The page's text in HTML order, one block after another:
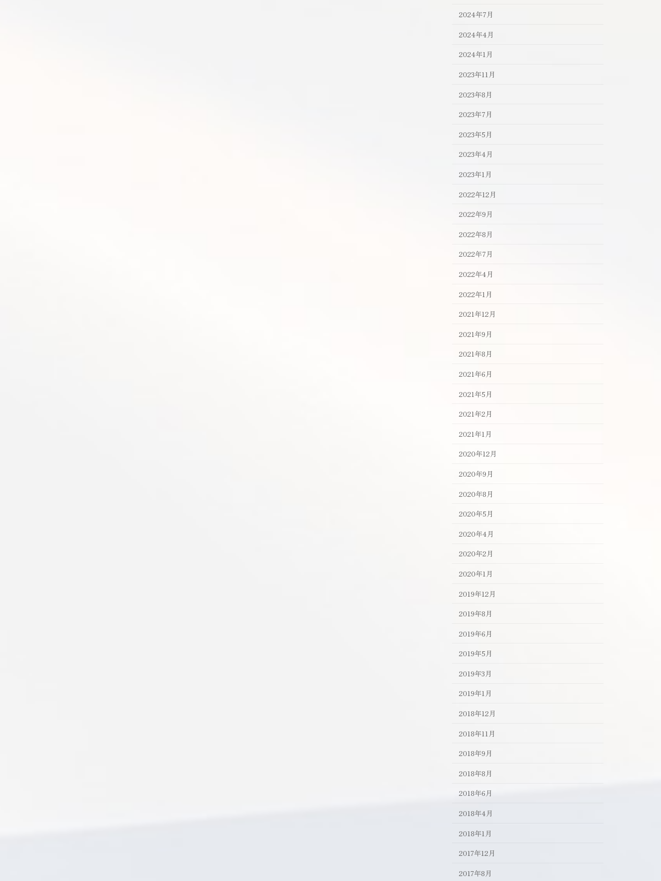
2024年7月
2024年4月
2024年1月
2023年11月
2023年8月
2023年7月
2023年5月
2023年4月
2023年1月
2022年12月
2022年9月
2022年8月
2022年7月
2022年4月
2022年1月
2021年12月
2021年9月
2021年8月
2021年6月
2021年5月
2021年2月
2021年1月
2020年12月
2020年9月
2020年8月
2020年5月
2020年4月
2020年2月
2020年1月
2019年12月
2019年8月
2019年6月
2019年5月
2019年3月
2019年1月
2018年12月
2018年11月
2018年9月
2018年8月
2018年6月
2018年4月
2018年1月
2017年12月
2017年8月